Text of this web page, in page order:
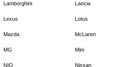
Lamborghini Lancia
Lexus Lotus
Mazda McLaren
MG Mini
NIO Nissan